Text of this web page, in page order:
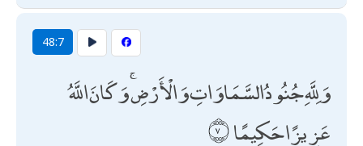
48:7
وَلِلَّهِ جُنُودُ السَّمَاوَاتِ وَالْأَرْضِ ۚ وَكَانَ اللَّهُ
عَزِيزًا حَكِيمًا